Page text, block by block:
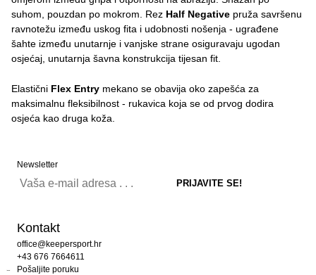
suhom, pouzdan po mokrom. Rez Half Negative pruža savršenu
ravnotežu između uskog fita i udobnosti nošenja - ugrađene
šahte između unutarnje i vanjske strane osiguravaju ugodan
osjećaj, unutarnja šavna konstrukcija tijesan fit.
Elastični Flex Entry mekano se obavija oko zapešća za
maksimalnu fleksibilnost - rukavica koja se od prvog dodira
osjeća kao druga koža.
Newsletter
Kontakt
office@keepersport.hr
+43 676 7664611
Pošaljite poruku